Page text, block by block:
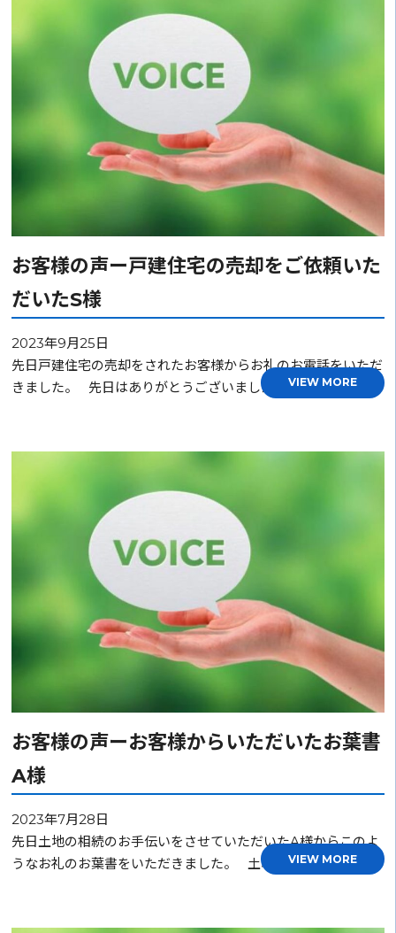
お客様の声ー戸建住宅の売却をご依頼いた
だいたS様
2023年9月25日
先日戸建住宅の売却をされたお客様からお礼のお電話をいただ
きました。 先日はありがとうございました。 いろい…
VIEW MORE
お客様の声ーお客様からいただいたお葉書
A様
2023年7月28日
先日土地の相続のお手伝いをさせていただいたA様からこのよ
うなお礼のお葉書をいただきました。 土地相続の手続…
VIEW MORE